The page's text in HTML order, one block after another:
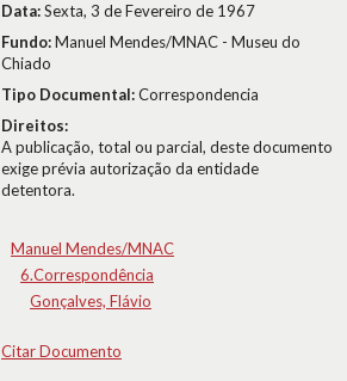
Data:Sexta, 3 de Fevereiro de 1967
Fundo:Manuel Mendes/MNAC - Museu do
Chiado
Tipo Documental:Correspondencia
Direitos:
A publicação, total ou parcial, deste documento
exige prévia autorização da entidade
detentora.
Manuel Mendes/MNAC
6.Correspondência
Gonçalves, Flávio
Citar Documento